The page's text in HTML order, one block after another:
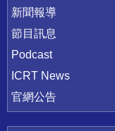
新聞報導
節目訊息
Podcast
ICRT News
官網公告